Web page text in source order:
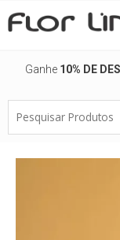
para
Ganhe 10% DE
Produtos